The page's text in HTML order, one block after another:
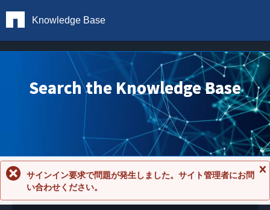
Knowledge Base
Search the Knowledge Base
セ
サインイン要求で問題が発生しました。サイト管理者にお問
い合わせください。